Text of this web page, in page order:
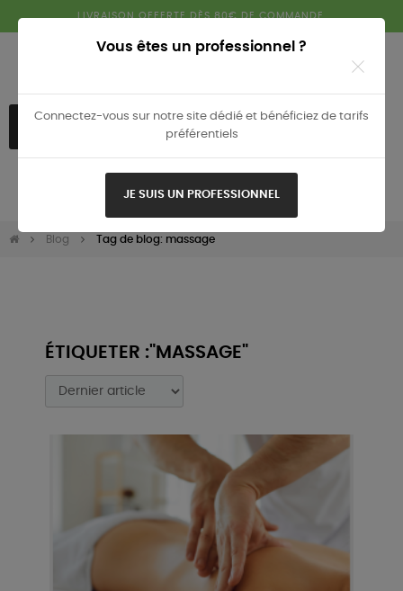
Vous êtes un professionnel ?
Connectez-vous sur notre site dédié et bénéficiez de tarifs
préférentiels
JE SUIS UN PROFESSIONNEL
LIVRAISON OFFERTE DÈS 80€ DE COMMANDE.
navigation
Blog Tag de blog: massage
ÉTIQUETER :"MASSAGE"